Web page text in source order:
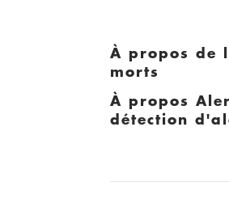
À propos de
morts
À propos
détection